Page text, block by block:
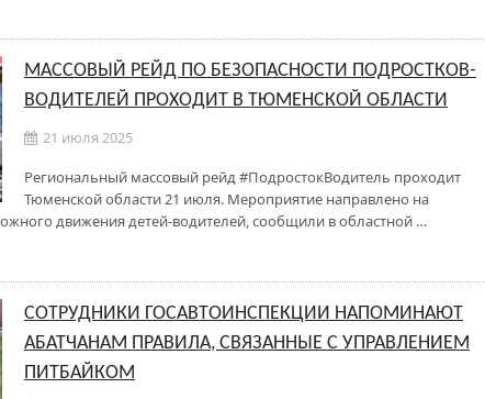
МАССОВЫЙ РЕЙД ПО БЕЗОПАСНОСТИ ПОДРОСТКОВ-
ВОДИТЕЛЕЙ ПРОХОДИТ В ТЮМЕНСКОЙ ОБЛАСТИ
21 июля 2025
Региональный массовый рейд #ПодростокВодитель проходит
Тюменской области 21 июля. Мероприятие направлено на
движения детей-водителей, сообщили в областной …
СОТРУДНИКИ ГОСАВТОИНСПЕКЦИИ НАПОМИНАЮТ
АБАТЧАНАМ ПРАВИЛА, СВЯЗАННЫЕ С УПРАВЛЕНИЕМ
ПИТБАЙКОМ